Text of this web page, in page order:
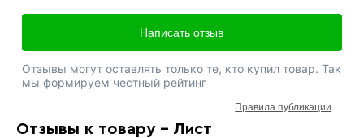
Отзывы к товару - Лист
Написать отзыв
Отзывы могут оставлять только те, кто купил товар. Так
мы формируем честный рейтинг
Правила публикации